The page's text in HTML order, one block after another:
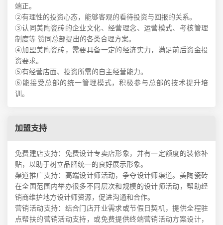
端正。
②有理性的投资心态，能够客观的看待投资与回报的关系。
③认同美陶瓷砖的企业文化、经营理念、运营模式、考核管理
制度等 赞同总部提出的各类合理方案。
④加盟美陶瓷砖，需要具备一定的经济实力，满足前后资金投
资要求。
⑤有经营店面、投资所需的自主经营能力。
⑥能接受总部的统一管理模式，积极参与总部的技术提升培
训。
加盟支持
免费建店支持：免费设计专卖店形象，并有一定额度的装修补
贴，以助于树立品牌统一的良好展示形象。
渠道推广支持：高端设计师活动，争夺设计师渠道。美陶瓷砖
在全国范围内举办很多不同层次和规模的设计师活动，帮助经
销商维护地方设计师资源，促进沟通和合作。
营销活动支持：结合门店开业需求或节假日契机，提供全程驻
点帮扶的营销活动支持，或免费提供终端营销活动方案设计，